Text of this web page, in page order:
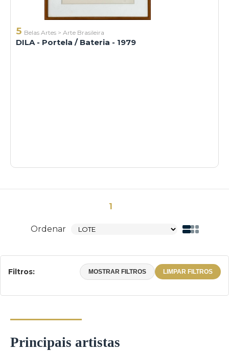
5 Belas Artes > Arte Brasileira
DILA - Portela / Bateria - 1979
1
Ordenar
Filtros: MOSTRAR FILTROS LIMPAR FILTROS
Principais artistas